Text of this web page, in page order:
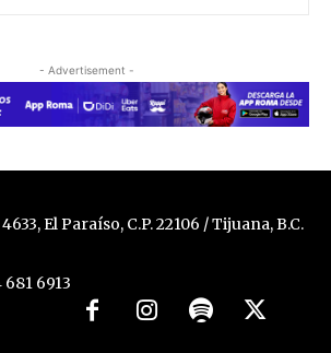
- Advertisement -
El Paraíso, C.P. 22106 / Tijuana, B.C.
6913